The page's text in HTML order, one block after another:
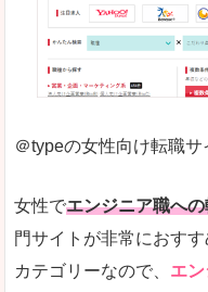
雇用形態
詳しい説明
希望する
また、他
新着案件
＠typeの女性向け転職サ
女性でエンジニア職へ
門サイトが非常におす
カテゴリーなので、 エ